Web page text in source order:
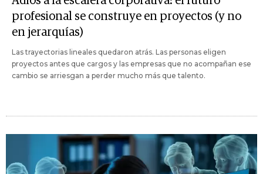
profesional se construye en proyectos (y no
en jerarquías)
Las trayectorias lineales quedaron atrás. Las personas eligen
proyectos antes que cargos y las empresas que no acompañan ese
cambio se arriesgan a perder mucho más que talento.